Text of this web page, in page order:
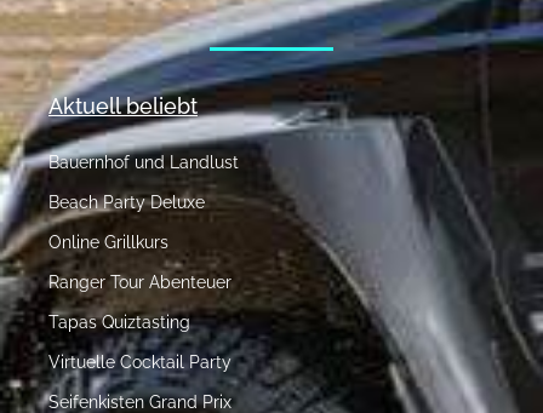
Aktuell beliebt
Bauernhof und Landlust
Beach Party Deluxe
Online Grillkurs
Ranger Tour Abenteuer
Tapas Quiztasting
Virtuelle Cocktail Party
Seifenkisten Grand Prix